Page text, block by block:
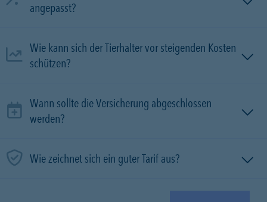
angepasst?
Wie kann sich der Tierhalter vor steigenden Kosten
schützen?
Wann sollte die Versicherung abgeschlossen
werden?
Wie zeichnet sich ein guter Tarif aus?